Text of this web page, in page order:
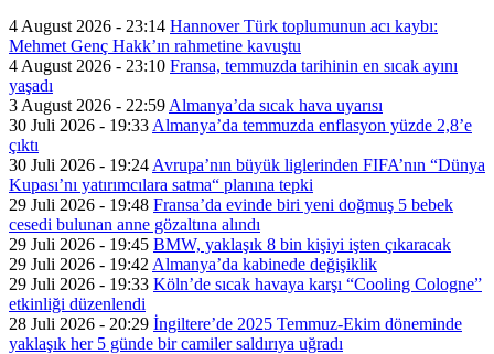
4 August 2026 - 23:14 Hannover Türk toplumunun acı kaybı:
Mehmet Genç Hakk’ın rahmetine kavuştu
4 August 2026 - 23:10 Fransa, temmuzda tarihinin en sıcak ayını
yaşadı
3 August 2026 - 22:59 Almanya’da sıcak hava uyarısı
30 Juli 2026 - 19:33 Almanya’da temmuzda enflasyon yüzde 2,8’e
çıktı
30 Juli 2026 - 19:24 Avrupa’nın büyük liglerinden FIFA’nın “Dünya
Kupası’nı yatırımcılara satma“ planına tepki
29 Juli 2026 - 19:48 Fransa’da evinde biri yeni doğmuş 5 bebek
cesedi bulunan anne gözaltına alındı
29 Juli 2026 - 19:45 BMW, yaklaşık 8 bin kişiyi işten çıkaracak
29 Juli 2026 - 19:42 Almanya’da kabinede değişiklik
29 Juli 2026 - 19:33 Köln’de sıcak havaya karşı “Cooling Cologne”
etkinliği düzenlendi
28 Juli 2026 - 20:29 İngiltere’de 2025 Temmuz-Ekim döneminde
yaklaşık her 5 günde bir camiler saldırıya uğradı